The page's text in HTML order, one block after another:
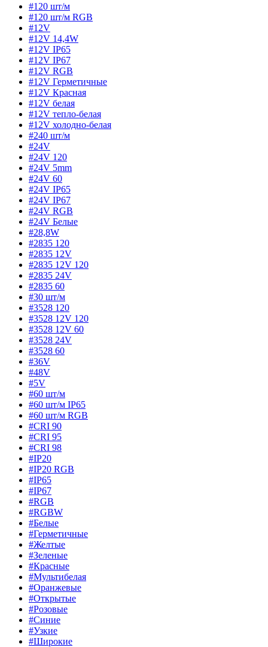
#120 шт/м
#120 шт/м RGB
#12V
#12V 14,4W
#12V IP65
#12V IP67
#12V RGB
#12V Герметичные
#12V Красная
#12V белая
#12V тепло-белая
#12V холодно-белая
#240 шт/м
#24V
#24V 120
#24V 5mm
#24V 60
#24V IP65
#24V IP67
#24V RGB
#24V Белые
#28,8W
#2835 120
#2835 12V
#2835 12V 120
#2835 24V
#2835 60
#30 шт/м
#3528 120
#3528 12V 120
#3528 12V 60
#3528 24V
#3528 60
#36V
#48V
#5V
#60 шт/м
#60 шт/м IP65
#60 шт/м RGB
#CRI 90
#CRI 95
#CRI 98
#IP20
#IP20 RGB
#IP65
#IP67
#RGB
#RGBW
#Белые
#Герметичные
#Желтые
#Зеленые
#Красные
#Мультибелая
#Оранжевые
#Открытые
#Розовые
#Синие
#Узкие
#Широкие